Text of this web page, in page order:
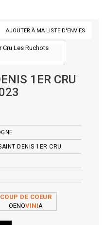
AJOUTER À MA LISTE D'ENVIES
1ER CRU
DENIS 1ER CRU
COUP DE COEUR
OENOVINIA